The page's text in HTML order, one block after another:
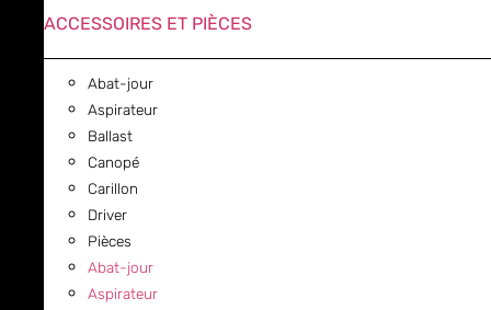
ACCESSOIRES ET PIÈCES
Abat-jour
Aspirateur
Ballast
Canopé
Carillon
Driver
Pièces
Abat-jour
Aspirateur